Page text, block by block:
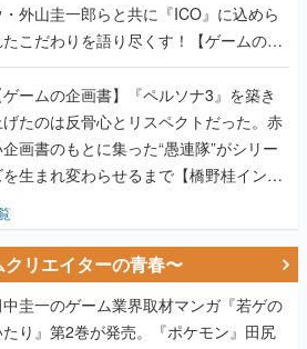
・外山圭一郎らと共に『ICO』に込めら
こだわりを語り尽くす！【ゲームの企
】
ゲームの企画書】『ペルソナ3』を築き
たのは反骨心とリスペクトだった。赤
企画書のもとに集った“愚連隊”がシリー
を生まれ変わらせるまで【橋野桂インタ
ビュー】
リエイターの青春〜
中圭一のゲーム業界取材マンガ『若ゲの
たり』第2巻が発売。『ポケモン』田尻